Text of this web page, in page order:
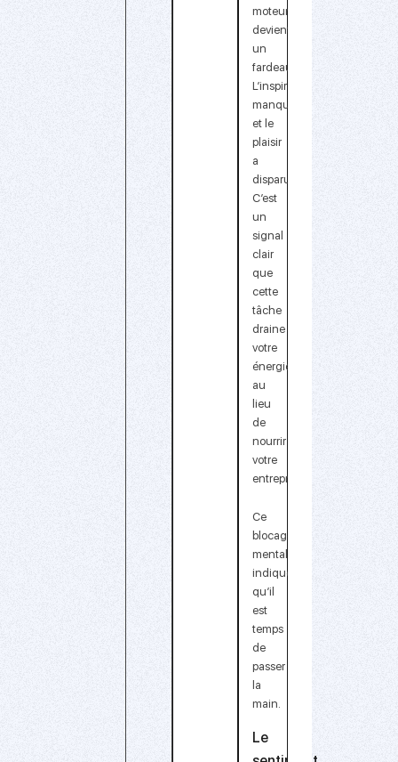
moteur,
devient
un
fardeau.
L’inspiration
manque
et le
plaisir
a
disparu.
C’est
un
signal
clair
que
cette
tâche
draine
votre
énergie
au
lieu
de
nourrir
votre
entreprise.
Ce
blocage
mental
indique
qu’il
est
temps
de
passer
la
main.
Le